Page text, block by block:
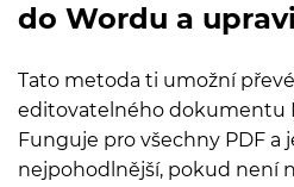
do Wordu a
Tato metoda ti umožní
editovatelného dokumentu
Funguje pro všechny PDF a
nejpohodlnější, pokud není